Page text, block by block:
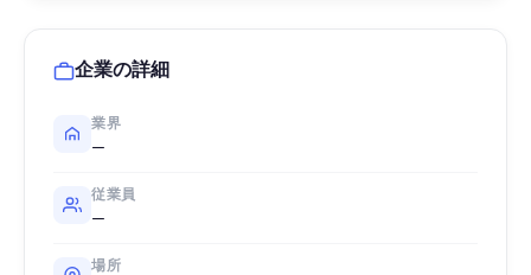
企業の詳細
業界
—
従業員
—
場所